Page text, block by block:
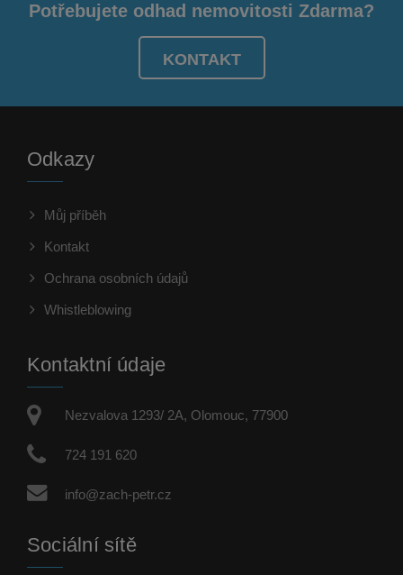
Potřebujete odhad nemovitosti Zdarma?
KONTAKT
Odkazy
Můj příběh
Kontakt
Ochrana osobních údajů
Whistleblowing
Kontaktní údaje
Nezvalova 1293/ 2A, Olomouc, 77900
724 191 620
info@zach-petr.cz
Sociální sítě